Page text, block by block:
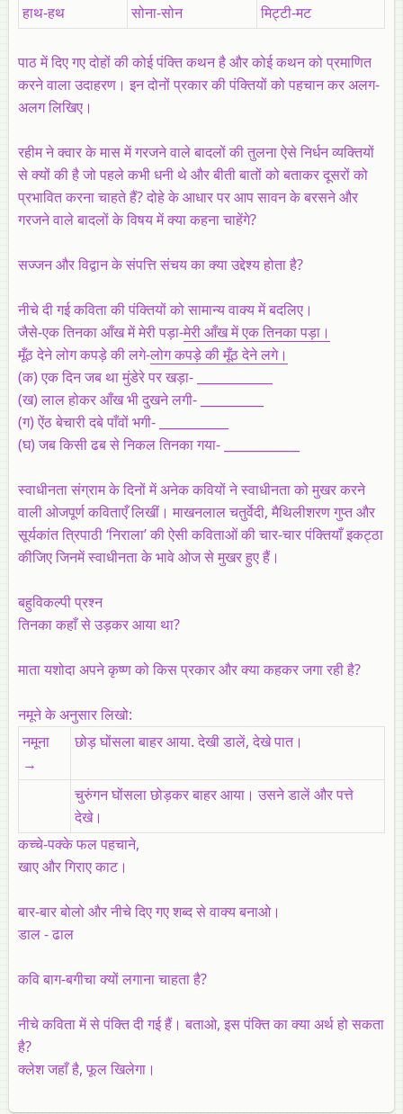
हाथ-हथ सोना-सोन मिट्टी-मट
पाठ में दिए गए दोहों की कोई पंक्ति कथन है और कोई कथन को प्रमाणित
करने वाला उदाहरण। इन दोनों प्रकार की पंक्तियों को पहचान कर अलग-
अलग लिखिए।
रहीम ने क्वार के मास में गरजने वाले बादलों की तुलना ऐसे निर्धन व्यक्तियों
से क्यों की है जो पहले कभी धनी थे और बीती बातों को बताकर दूसरों को
प्रभावित करना चाहते हैं? दोहे के आधार पर आप सावन के बरसने और
गरजने वाले बादलों के विषय में क्या कहना चाहेंगे?
सज्जन और विद्वान के संपत्ति संचय का क्या उद्देश्य होता है?
नीचे दी गई कविता की पंक्तियों को सामान्य वाक्य में बदलिए।
जैसे-एक तिनका आँख में मेरी पड़ा-मेरी आँख में एक तिनका पड़ा।
मूँठ देने लोग कपड़े की लगे-लोग कपड़े की मूँठ देने लगे।
(क) एक दिन जब था मुंडेरे पर खड़ा- ____________
(ख) लाल होकर आँख भी दुखने लगी- __________
(ग) ऐंठ बेचारी दबे पाँवों भगी- ___________
(घ) जब किसी ढब से निकल तिनका गया- ____________
स्वाधीनता संग्राम के दिनों में अनेक कवियों ने स्वाधीनता को मुखर करने
वाली ओजपूर्ण कविताएँ लिखीं। माखनलाल चतुर्वेदी, मैथिलीशरण गुप्त और
सूर्यकांत त्रिपाठी ‘निराला’ की ऐसी कविताओं की चार-चार पंक्तियाँ इकट्ठा
कीजिए जिनमें स्वाधीनता के भावे ओज से मुखर हुए हैं।
बहुविकल्पी प्रश्न
तिनका कहाँ से उड़कर आया था?
माता यशोदा अपने कृष्ण को किस प्रकार और क्या कहकर जगा रही है?
नमूने के अनुसार लिखो:
नमूना
→
छोड़ घोंसला बाहर आया. देखी डालें, देखे पात।
चुरुंगन घोंसला छोड़कर बाहर आया। उसने डालें और पत्ते
देखे।
कच्चे-पक्के फल पहचाने,
खाए और गिराए काट।
बार-बार बोलो और नीचे दिए गए शब्द से वाक्य बनाओ।
डाल - ढाल
कवि बाग-बगीचा क्यों लगाना चाहता है?
नीचे कविता में से पंक्ति दी गई हैं। बताओ, इस पंक्ति का क्या अर्थ हो सकता
है?
क्लेश जहाँ है, फूल खिलेगा।